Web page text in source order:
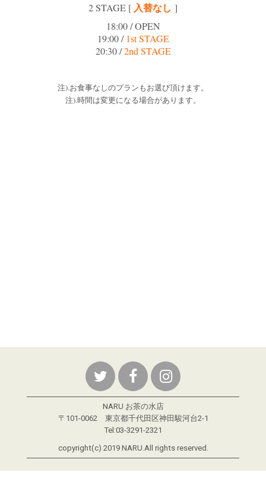
2 STAGE [ 入替なし ]
18:00 / OPEN
19:00 / 1st STAGE
20:30 /2nd STAGE
注).お食事なしのプランもお選び頂けます。
注).時間は変更になる場合があります。
NARU お茶の水店
〒101-0062 東京都千代田区神田駿河台2-1
Tel:03-3291-2321
copyright(c) 2019 NARU.All rights reserved.